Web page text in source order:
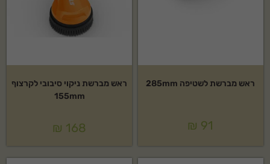
ראש מברשת לשטיפה 285mm
₪ 91
ראש מברשת ניקוי סיבובי לקרצוף
155mm
₪ 168